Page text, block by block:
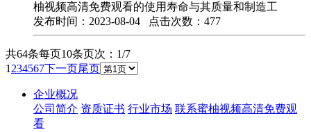
柚视频高清免费观看的使用寿命与其质量和制造工
发布时间：2023-08-04 点击次数：477
共64条每页10条页次：1/7
1 234567下一页尾页
企业概况
公司简介 资质证书 行业市场 联系蜜柚视频高清免费观
看